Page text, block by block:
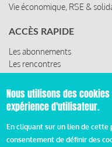
Vie économique, RSE &
ACCÈS RAPIDE
Les abonnements
Les rencontres
Les ressources
© 2019 Miroir
Nous utilisons des
expérience d'utilisateur.
En cliquant sur un lien de cette
consentement de définir des